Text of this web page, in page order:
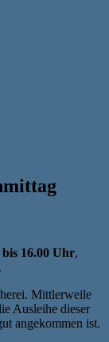
16.00 Uhr,
Mittlerweile
Ausleihe dieser
angekommen ist.